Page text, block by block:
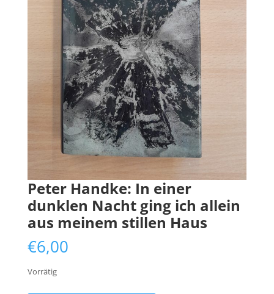
Peter Handke: In einer
dunklen Nacht ging ich allein
aus meinem stillen Haus
€6,00
Vorrätig